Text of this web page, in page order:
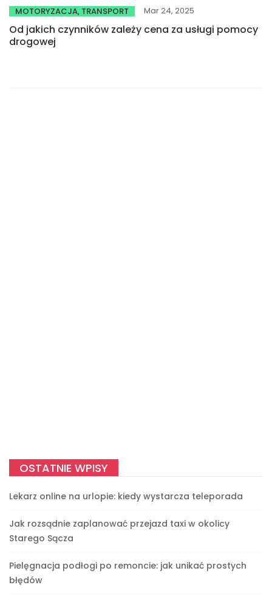
MOTORYZACJA, TRANSPORT Mar 24, 2025
Od jakich czynników zależy cena za usługi pomocy
drogowej
OSTATNIE WPISY
Lekarz online na urlopie: kiedy wystarcza teleporada
Jak rozsądnie zaplanować przejazd taxi w okolicy
Starego Sącza
Pielęgnacja podłogi po remoncie: jak unikać prostych
błędów